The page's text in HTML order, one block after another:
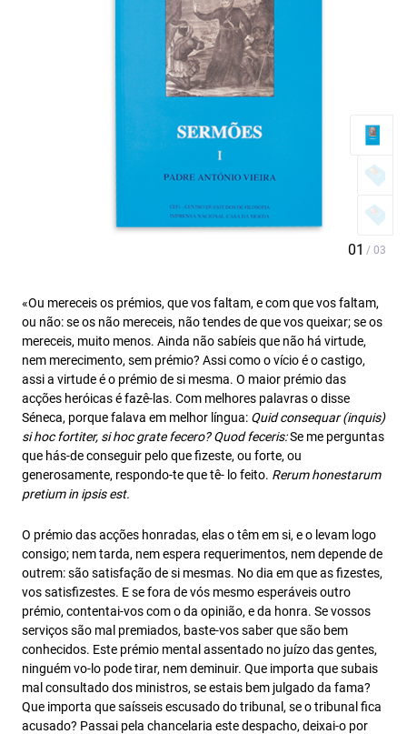
«Ou mereceis os prémios, que vos faltam, e com que vos faltam,
ou não: se os não mereceis, não tendes de que vos queixar; se os
mereceis, muito menos. Ainda não sabíeis que não há virtude,
nem merecimento, sem prémio? Assi como o vício é o castigo,
assi a virtude é o prémio de si mesma. O maior prémio das
acções heróicas é fazê-las. Com melhores palavras o disse
Séneca, porque falava em melhor língua: Quid consequar (inquis)
si hoc fortiter, si hoc grate fecero? Quod feceris:Se me perguntas
que hás-de conseguir pelo que fizeste, ou forte, ou
generosamente, respondo-te que tê- lo feito. Rerum honestarum
pretium in ipsis est.
O prémio das acções honradas, elas o têm em si, e o levam logo
consigo; nem tarda, nem espera requerimentos, nem depende de
outrem: são satisfação de si mesmas. No dia em que as fizestes,
vos satisfizestes. E se fora de vós mesmo esperáveis outro
prémio, contentai-vos com o da opinião, e da honra. Se vossos
serviços são mal premiados, baste-vos saber que são bem
conhecidos. Este prémio mental assentado no juízo das gentes,
ninguém vo-lo pode tirar, nem deminuir. Que importa que subais
mal consultado dos ministros, se estais bem julgado da fama?
Que importa que saísseis escusado do tribunal, se o tribunal fica
acusado? Passai pela chancelaria este despacho, deixai-o por